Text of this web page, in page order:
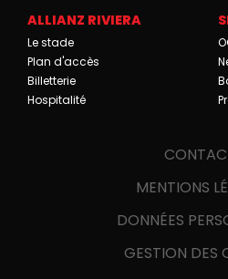
ALLIANZ RIVIERA
Le stade
Plan d'accès
Billetterie
Hospitalité
MENTIONS
DONNÉES
GESTION DES